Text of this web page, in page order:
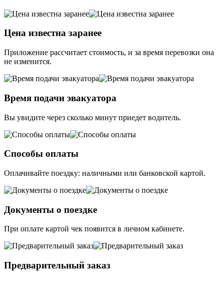
Цена известна заранее
Приложение рассчитает стоимость, и за время перевозки она
не изменится.
Время подачи эвакуатора
Вы увидите через сколько минут приедет водитель.
Способы оплаты
Оплачивайте поездку: наличными или банковской картой.
Документы о поездке
При оплате картой чек появится в личном кабинете.
Предварительный заказ